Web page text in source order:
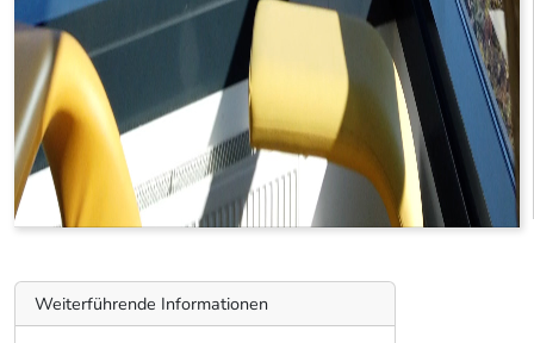
Weiterführende Informationen